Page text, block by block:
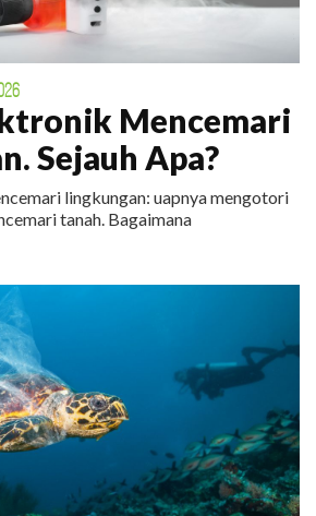
Mencemari
Sejauh Apa?
lingkungan: uapnya mengotori
tanah. Bagaimana